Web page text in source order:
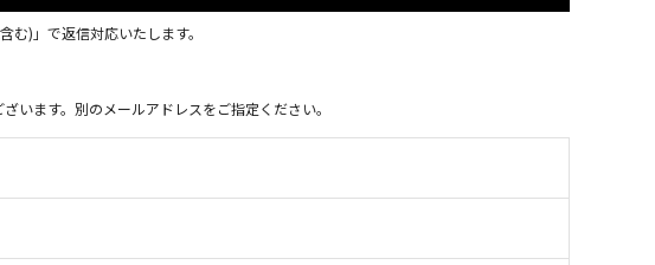
)」で返信対応いたします。
ます。別のメールアドレスをご指定ください。